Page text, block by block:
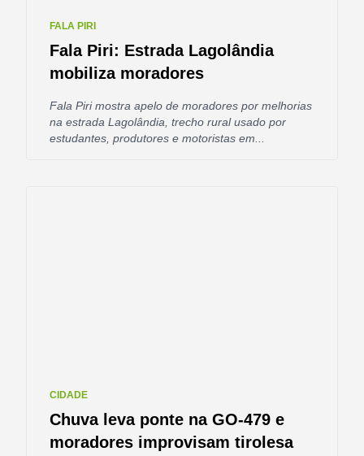
FALA PIRI
Fala Piri: Estrada Lagolândia
mobiliza moradores
Fala Piri mostra apelo de moradores por melhorias
na estrada Lagolândia, trecho rural usado por
estudantes, produtores e motoristas em...
CIDADE
Chuva leva ponte na GO-479 e
moradores improvisam tirolesa